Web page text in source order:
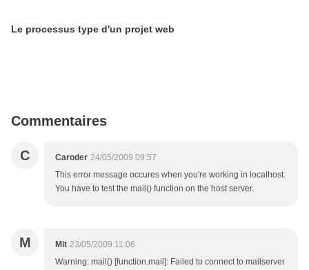
Le processus type d'un projet web
Commentaires
C Caroder 24/05/2009 09:57
This error message occures when you're working in localhost.
You have to test the mail() function on the host server.
M Mit 23/05/2009 11:06
Warning: mail() [function.mail]: Failed to connect to mailserver